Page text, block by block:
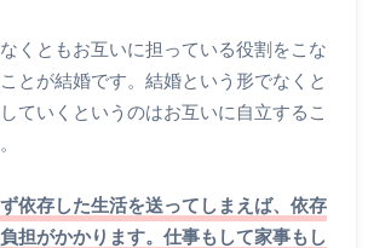
くともお互いに担っている役割をこな
とが結婚です。結婚という形でなくと
ていくというのはお互いに自立するこ
依存した生活を送ってしまえば、依存
担がかかります。 仕事もして家事もし